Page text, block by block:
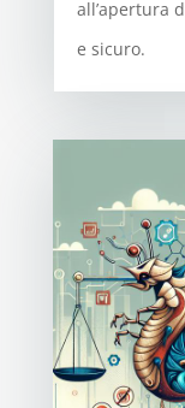
all’apertura
e sicuro.